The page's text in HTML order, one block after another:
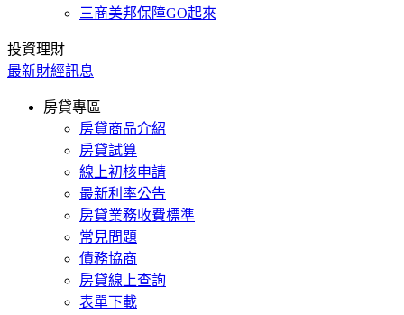
三商美邦保障GO起來
投資理財
最新財經訊息
房貸專區
房貸商品介紹
房貸試算
線上初核申請
最新利率公告
房貸業務收費標準
常見問題
債務協商
房貸線上查詢
表單下載